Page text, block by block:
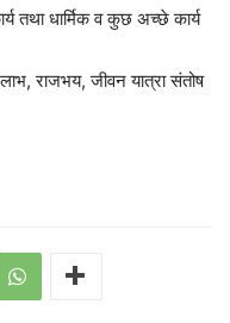
तथा धार्मिक व कुछ अच्छे कार्य
राजभय, जीवन यात्रा संतोष